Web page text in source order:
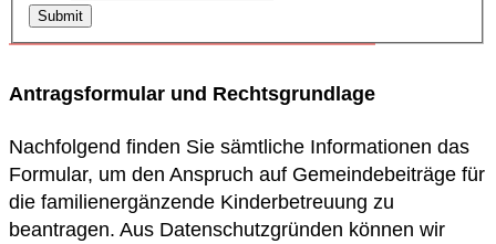
Submit
Antragsformular und Rechtsgrundlage
Nachfolgend finden Sie sämtliche Informationen das
Formular, um den Anspruch auf Gemeindebeiträge für
die familienergänzende Kinderbetreuung zu
beantragen. Aus Datenschutzgründen können wir